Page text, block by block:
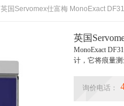
英国Servomex仕富梅 MonoExact
英国
​MonoExact
计，它将痕量测
询价电话：